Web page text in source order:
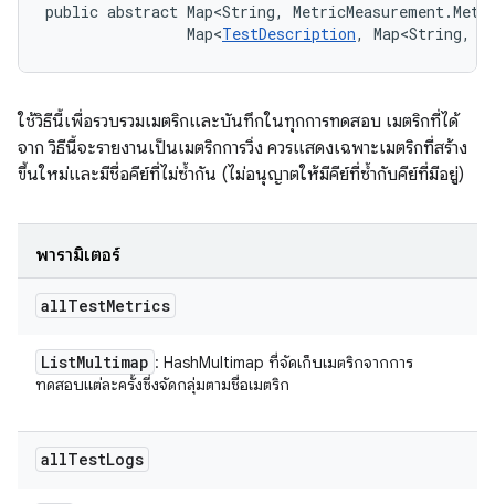
public abstract Map<String,
                Map<
TestDescription, Map<String,
ใช้วิธีนี้เพื่อรวบรวมเมตริกและบันทึกในทุกการทดสอบ เมตริกที่ได้
จาก วิธีนี้จะรายงานเป็นเมตริกการวิ่ง ควรแสดงเฉพาะเมตริกที่สร้าง
ขึ้นใหม่และมีชื่อคีย์ที่ไม่ซ้ำกัน (ไม่อนุญาตให้มีคีย์ที่ซ้ำกับคีย์ที่มีอยู่)
พารามิเตอร์
allTestMetrics
ListMultimap : HashMultimap ที่จัดเก็บเมตริกจากการ
ทดสอบแต่ละครั้งซึ่งจัดกลุ่มตามชื่อเมตริก
allTestLogs